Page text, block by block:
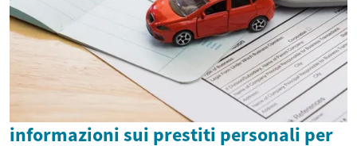
informazioni sui prestiti personali per